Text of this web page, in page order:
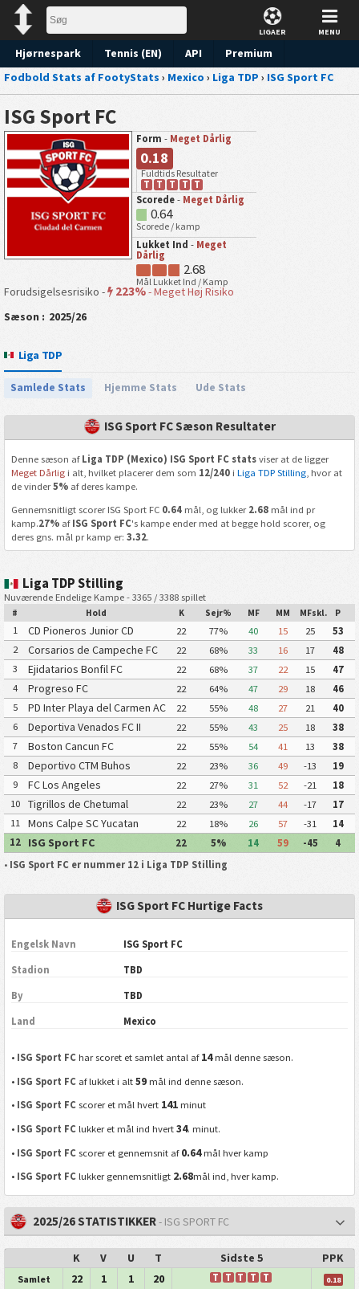
LIGAER MENU
Hjørnespark Tennis (EN) API Premium
Forudsigelse
Fodbold Stats af FootyStats › Mexico › Liga TDP › ISG Sport FC
ISG Sport FC
Form - Meget Dårlig
0.18
Fuldtids Resultater
T
T T T T
Scorede - Meget Dårlig
0.64
Scorede / kamp
Lukket Ind - Meget
Dårlig
2.68
Mål Lukket Ind / Kamp
Forudsigelsesrisiko - 223%-Meget Høj Risiko
Sæson : 2025/26
Liga TDP
Samlede Stats Hjemme Stats Ude Stats
ISG Sport FC Sæson Resultater
Denne sæson af Liga TDP (Mexico) ISG Sport FC statsviser at de ligger
Meget Dårligi alt, hvilket placerer dem som 12/240i Liga TDP Stilling, hvor at
de vinder5%af deres kampe.
Gennemsnitligt scorer ISG Sport FC 0.64mål, og lukker 2.68mål ind pr
kamp.27%af ISG Sport FC's kampe ender med at begge hold scorer, og
deres gns. mål pr kamp er: 3.32.
Liga TDP Stilling
Nuværende Endelige Kampe - 3365 / 3388 spillet
# Hold K Sejr% MF MM MFskl. P
1
CD Pioneros Junior CD
Pioneros de Cancun II
22 77% 40 15 25
53
2
Corsarios de Campeche FC 22 68% 33 16 17
48
3
Ejidatarios Bonfil FC 22 68% 37 22 15
47
4
Progreso FC 22 64% 47 29 18
46
5
PD Inter Playa del Carmen AC
II
22 55% 48 27 21
40
6
Deportiva Venados FC II 22 55% 43 25 18
38
7
Boston Cancun FC 22 55% 54 41 13
38
8
Deportivo CTM Buhos 22 23% 36 49 -13
19
9
FC Los Angeles 22 27% 31 52 -21
18
10
Tigrillos de Chetumal 22 23% 27 44 -17
17
11
Mons Calpe SC Yucatan 22 18% 26 57 -31
14
12
ISG Sport FC 22 5% 14 59 -45
4
• ISG Sport FC er nummer 12 i Liga TDP Stilling
ISG Sport FC Hurtige Facts
Engelsk Navn ISG Sport FC
Stadion TBD
By TBD
Land Mexico
• ISG Sport FC har scoret et samlet antal af 14mål denne sæson.
• ISG Sport FC af lukket i alt59 mål ind denne sæson.
• ISG Sport FC scorer et mål hvert 141 minut
• ISG Sport FC lukker et mål ind hvert34. minut.
• ISG Sport FC scorer et gennemsnit af 0.64mål hver kamp
• ISG Sport FC lukker gennemsnitligt 2.68mål ind, hver kamp.
2025/26 STATISTIKKER- ISG SPORT FC
K V U T Sidste 5 PPK
Samlet 22 1 1 20 T T T T T 0.18